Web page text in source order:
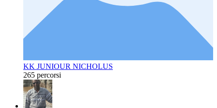
KK JUNIOUR NICHOLUS
265 percorsi